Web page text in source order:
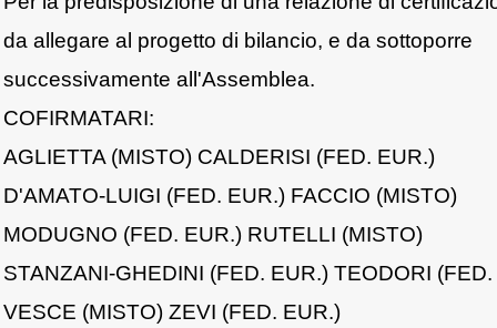
da allegare al progetto di bilancio, e da sottoporre
successivamente all'Assemblea.
COFIRMATARI:
AGLIETTA (MISTO) CALDERISI (FED. EUR.)
D'AMATO-LUIGI (FED. EUR.) FACCIO (MISTO)
MODUGNO (FED. EUR.) RUTELLI (MISTO)
STANZANI-GHEDINI (FED. EUR.) TEODORI
VESCE (MISTO) ZEVI (FED. EUR.)